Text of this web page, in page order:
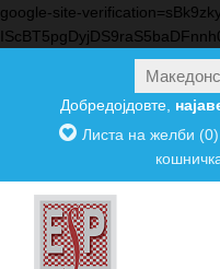
google-site-
Добредојдовте,
Листа на желби (0)